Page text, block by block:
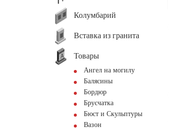
Колумбарий
Вставка из гранита
Товары
Ангел на могилу
Балясины
Бордюр
Брусчатка
Бюст и Скульптуры
Вазон